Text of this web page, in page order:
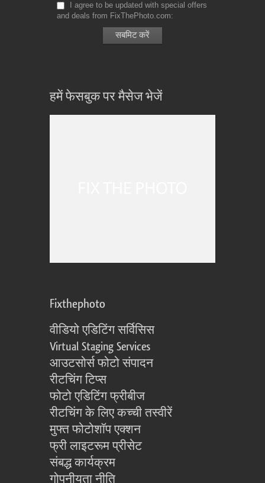
I agree to be updated with special offers
and deals from FixThePhoto.com
हमें फेसबुक पर मैसेज भेजें
Fixthephoto
वीडियो एडिटिंग सर्विसिस
Virtual Staging Services
आउटसोर्स फोटो संपादन
रीटचिंग टिप्स
फोटो एडिटिंग फ्रीबीज
रीटचिंग के लिए कच्ची तस्वीरें
मुफ्त फोटोशॉप एक्शन
फ्री लाइटरूम प्रीसेट
संबद्ध कार्यक्रम
गोपनीयता नीति